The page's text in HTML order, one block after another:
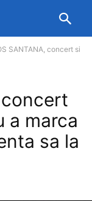
SANTANA, concert si
concert
a marca
sa la